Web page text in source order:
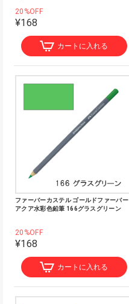
20%OFF
¥168
カートに入れる
ファーバーカステル ゴールドファーバー
アクア水彩色鉛筆 166グラスグリーン
20%OFF
¥168
カートに入れる